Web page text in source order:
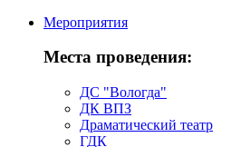
Мероприятия
Места проведения:
ДС "Вологда"
ДК ВПЗ
Драматический театр
ГДК